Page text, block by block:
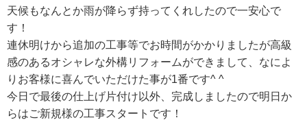
天候もなんとか雨が降らず持ってくれしたので一安心で
す！
連休明けから追加の工事等でお時間がかかりましたが高級
感のあるオシャレな外構リフォームができまして、なによ
りお客様に喜んでいただけた事が1番です^ ^
今日で最後の仕上げ片付け以外、完成しましたので明日か
らはご新規様の工事スタートです！